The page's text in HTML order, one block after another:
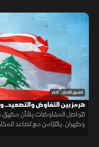
الشرق للأخبار أخبار
هرمز بين التفاوض والتصعيد..
تتواصل المفاوضات بشأن مضيق
وطهران، بالتزامن مع تصاعد